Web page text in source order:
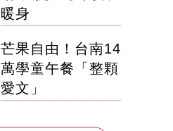
暖身
芒果自由！台南14
萬學童午餐「整顆
愛文」